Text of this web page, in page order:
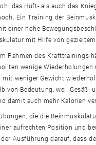
das Hüft- als auch das
Ein Training der
einer hohe
mit Hilfe von
Rahmen des Krafttrainings
wenige
mit weniger Gewicht
von Bedeutung, weil
damit auch mehr Kalorien
die die
aufrechten Position und
Ausführung darauf, dass